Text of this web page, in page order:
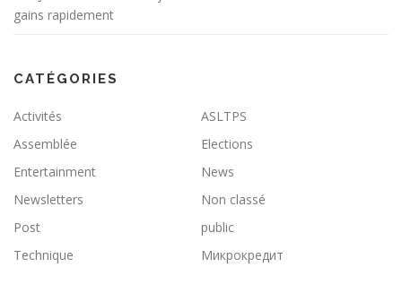
gains rapidement
CATÉGORIES
Activités
ASLTPS
Assemblée
Elections
Entertainment
News
Newsletters
Non classé
Post
public
Technique
Микрокредит